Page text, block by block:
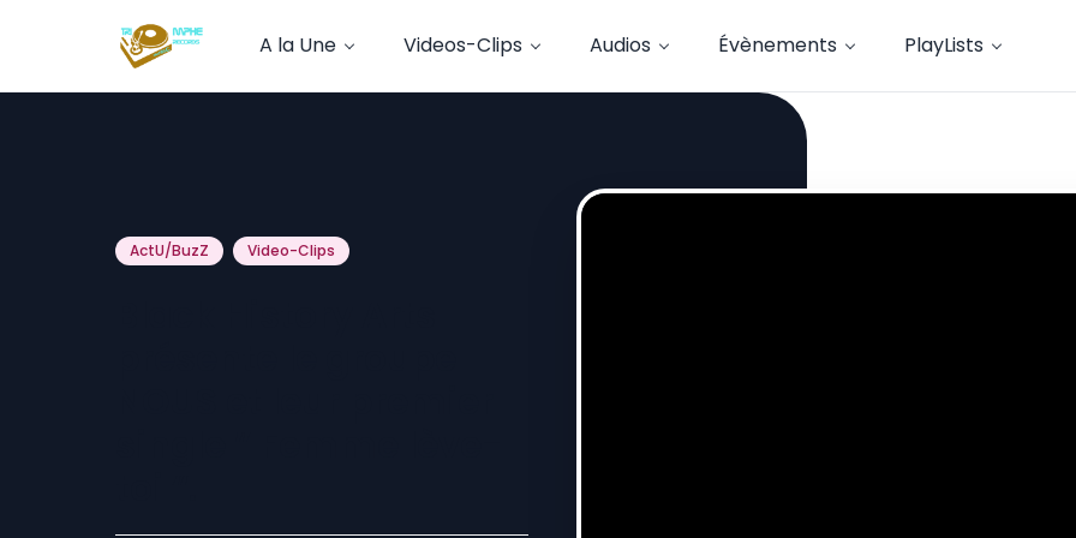
A la Une Videos-Clips Audios Évènements PlayLists
ActU/BuzZ Video-Clips